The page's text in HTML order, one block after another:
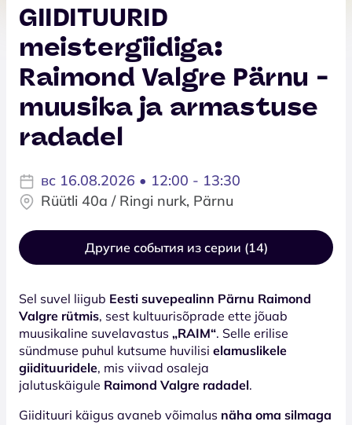
GIIDITUURID
meistergiidiga:
Raimond Valgre Pärnu -
muusika ja armastuse
radadel
вс 16.08.2026 • 12:00 - 13:30
Rüütli 40a / Ringi nurk, Pärnu
Другие события из серии (14)
Sel suvel liigub Eesti suvepealinn Pärnu Raimond
Valgre rütmis, sest kultuurisõprade ette jõuab
muusikaline suvelavastus „RAIM“. Selle erilise
sündmuse puhul kutsume huvilisi elamuslikele
giidituuridele, mis viivad osaleja
jalutuskäigule Raimond Valgre radadel.
Giidituuri käigus avaneb võimalus näha oma silmaga